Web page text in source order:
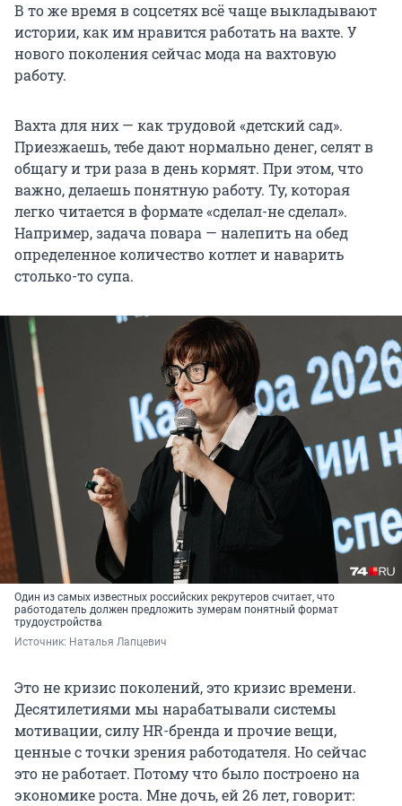
В то же время в соцсетях всё чаще выкладывают
истории, как им нравится работать на вахте. У
нового поколения сейчас мода на вахтовую
работу.
Вахта для них — как трудовой «детский сад».
Приезжаешь, тебе дают нормально денег, селят в
общагу и три раза в день кормят. При этом, что
важно, делаешь понятную работу. Ту, которая
легко читается в формате «сделал-не сделал».
Например, задача повара — налепить на обед
определенное количество котлет и наварить
столько-то супа.
Один из самых известных российских рекрутеров считает, что
работодатель должен предложить зумерам понятный формат
трудоустройства
Источник: Наталья Лапцевич
Это не кризис поколений, это кризис времени.
Десятилетиями мы нарабатывали системы
мотивации, силу HR-бренда и прочие вещи,
ценные с точки зрения работодателя. Но сейчас
это не работает. Потому что было построено на
экономике роста. Мне дочь, ей 26 лет, говорит: